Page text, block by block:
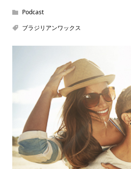
Podcast
ブラジリアンワックス